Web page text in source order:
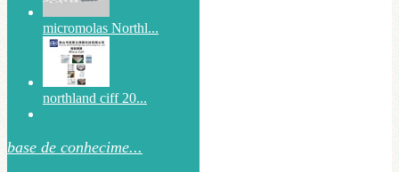
micromolas Northl...
northland ciff 20...
base de conhecime...